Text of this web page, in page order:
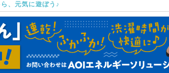
、元気に遊ぼう♪